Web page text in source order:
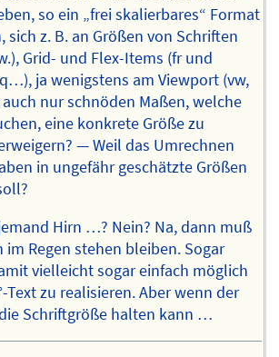
so ein „frei skalierbares“ Format
sich z. B. an Größen von Schriften
Grid- und Flex-Items (fr und
ja wenigstens am Viewport (vw,
nur schnöden Maßen, welche
eine konkrete Größe zu
— Weil das Umrechnen
in ungefähr geschätzte Größen
Hirn …? Nein? Na, dann muß
im Regen stehen bleiben. Sogar
vielleicht sogar einfach möglich
Text zu realisieren. Aber wenn der
Schriftgröße halten kann …